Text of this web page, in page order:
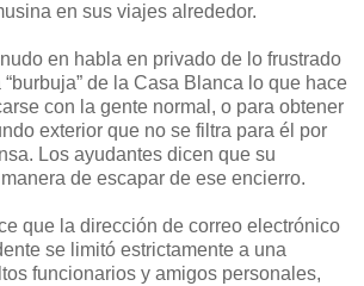
en sus viajes alrededor.
en habla en privado de lo frustrado
de la Casa Blanca lo que hace
con la gente normal, o para obtener
exterior que no se filtra para él por
Los ayudantes dicen que su
de escapar de ese encierro.
que la dirección de correo electrónico
se limitó estrictamente a una
funcionarios y amigos personales,